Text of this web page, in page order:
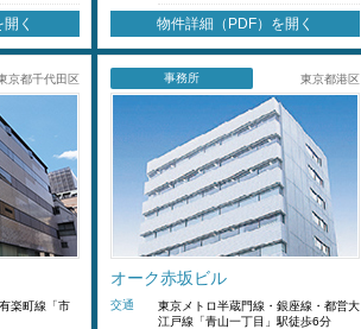
く 物件詳細（PDF）を開く
京都千代田区
楽町線「市
事務所 東京都港区
オーク赤坂ビル
交通
東京メトロ半蔵門線・銀座線・都営大
江戸線「青山一丁目」駅徒歩6分